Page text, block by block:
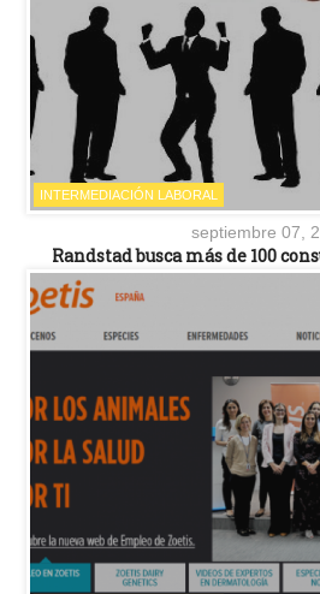
INTERMEDIACIÓN LABORAL
septiembre 07,
Randstad busca más de 100